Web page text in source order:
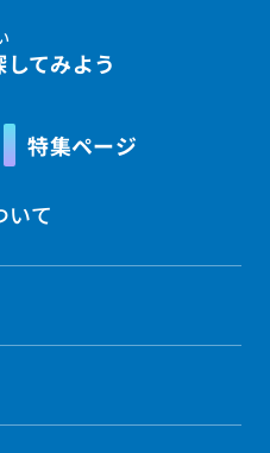
してみよう
特集ページ
いて